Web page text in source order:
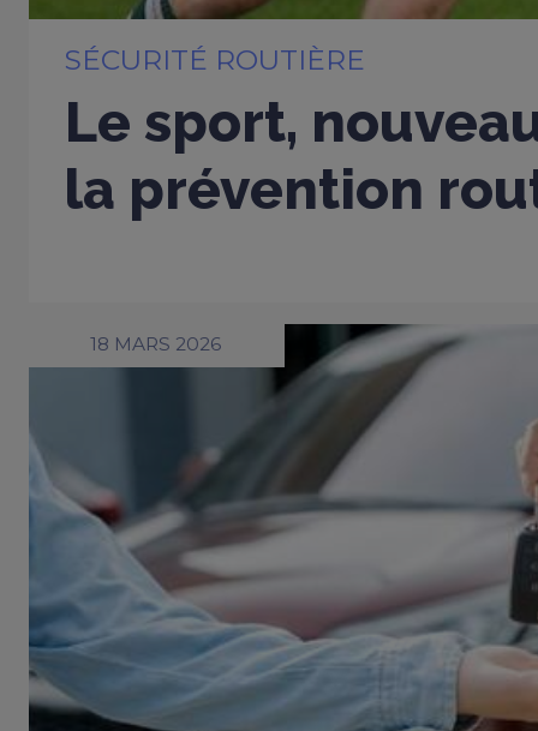
SÉCURITÉ ROUTIÈRE
Le sport,
la prévention
18 MARS 2026